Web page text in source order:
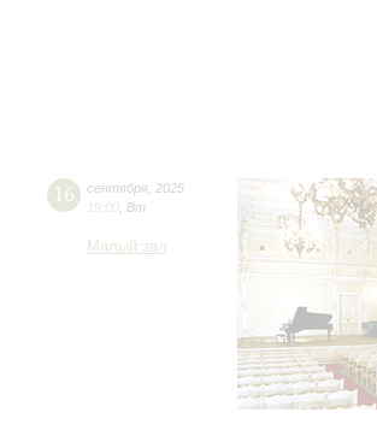
16 сентября 2025
19:00 Вт
Малый зал